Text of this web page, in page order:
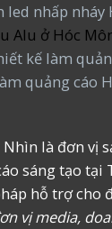
led nhấp nháy
Alu ở Hóc
kế làm
quảng cáo
Nhìn là đơn vị
sáng tạo tại
hỗ trợ cho
vị media,